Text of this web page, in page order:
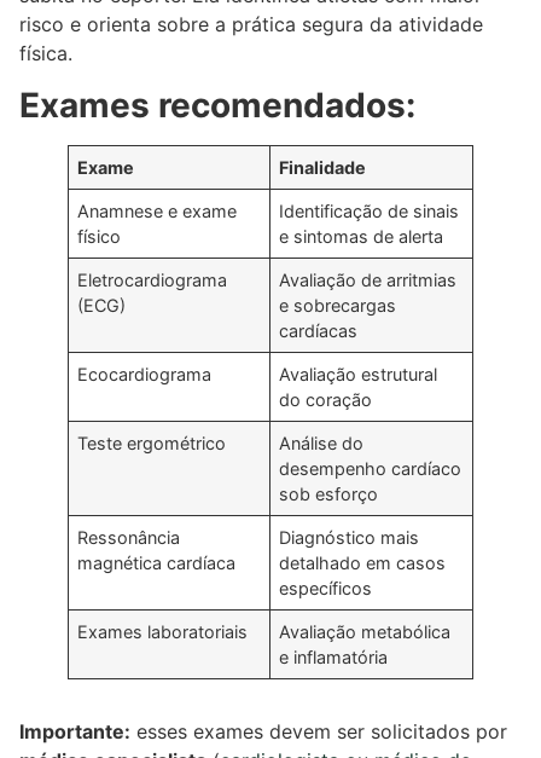
risco e orienta sobre a prática segura da atividade
física.
Exames recomendados:
Exame Finalidade
Anamnese e exame
físico
Identificação de sinais
e sintomas de alerta
Eletrocardiograma
(ECG)
Avaliação de arritmias
e sobrecargas
cardíacas
Ecocardiograma
Avaliação estrutural
do coração
Teste ergométrico
Análise do
desempenho cardíaco
sob esforço
Ressonância
magnética cardíaca
Diagnóstico mais
detalhado em casos
específicos
Exames laboratoriais
Avaliação metabólica
e inflamatória
Importante: esses exames devem ser solicitados por